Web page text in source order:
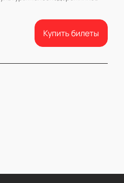
Купить билеты